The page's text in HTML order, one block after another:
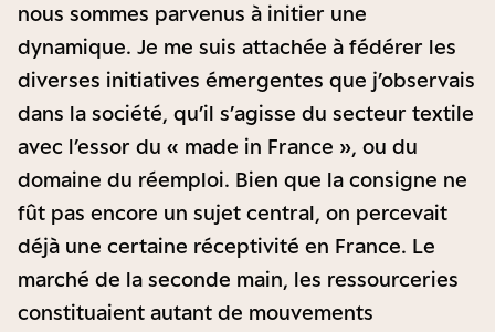
nous sommes parvenus à initier une
dynamique. Je me suis attachée à fédérer les
diverses initiatives émergentes que j’observais
dans la société, qu’il s’agisse du secteur textile
avec l’essor du « made in France », ou du
domaine du réemploi. Bien que la consigne ne
fût pas encore un sujet central, on percevait
déjà une certaine réceptivité en France. Le
marché de la seconde main, les ressourceries
constituaient autant de mouvements